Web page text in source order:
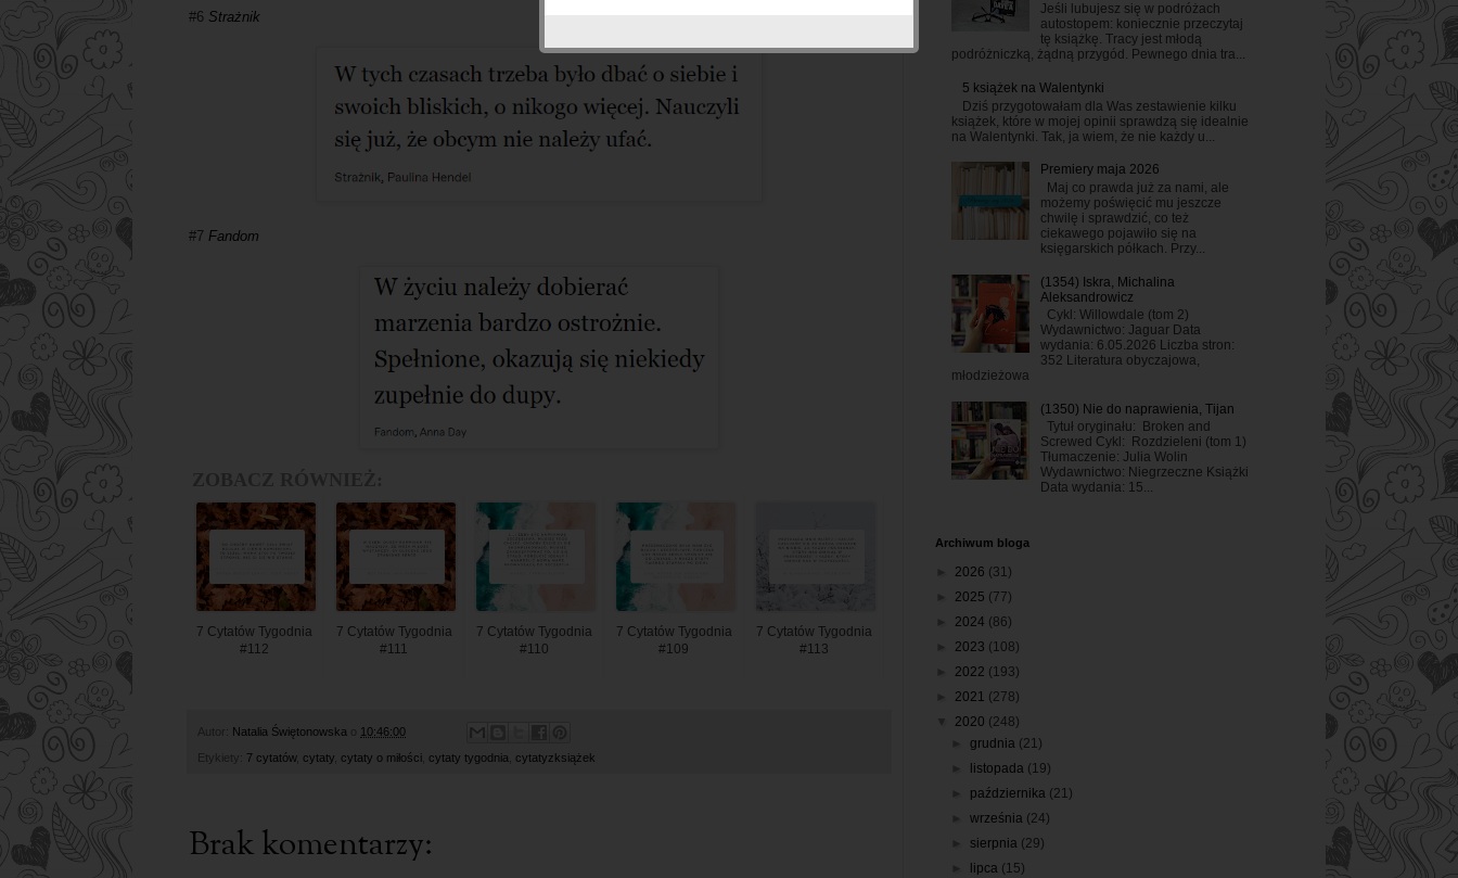
#6 Strażnik
#7 Fandom
7 Cytatów Tygodnia
#112
7 Cytatów Tygodnia
#111
7 Cytatów Tygodnia
#110
7 Cytatów Tygodnia
#109
7 Cytatów Tygodnia
#113
Autor: Natalia Świętonowska 10:46:00
Etykiety: 7 cytatów, cytaty cytaty o miłości cytaty tygodnia cytatyzksiążek
Brak komentarzy:
Jeśli lubujesz się w podróżach
autostopem: koniecznie przeczytaj
tę książkę. Tracy jest młodą
podróżniczką, żądną przygód. Pewnego dnia tra...
5 książek na Walentynki
Dziś przygotowałam dla Was zestawienie kilku
książek, które w mojej opinii sprawdzą się idealnie
na Walentynki. Tak, ja wiem, że nie każdy u...
Premiery maja 2026
Maj co prawda już za nami, ale
możemy poświęcić mu jeszcze
chwilę i sprawdzić, co też
ciekawego pojawiło się na
księgarskich półkach. Przy...
(1354) Iskra, Michalina
Aleksandrowicz
Cykl: Willowdale (tom 2)
Wydawnictwo: Jaguar Data
wydania: 6.05.2026 Liczba stron:
352 Literatura obyczajowa,
młodzieżowa
(1350) Nie do naprawienia, Tijan
Tytuł oryginału: Broken and
Screwed Cykl: Rozdzieleni (tom 1)
Tłumaczenie: Julia Wolin
Wydawnictwo: Niegrzeczne Książki
Data wydania: 15...
Archiwum bloga
2026 (31)
2025 (77)
2024 (86)
2023 (108)
2022 (193)
2021 (278)
2020 (248)
►grudnia (21)
listopada (19)
października (21)
►września (24)
sierpnia (29)
lipca (15)